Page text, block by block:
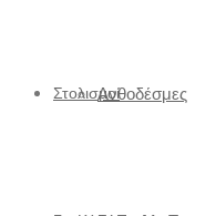
Ανθοδέσμες
Στολισμοί